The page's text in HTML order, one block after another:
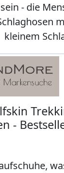
- die
kleinem
-